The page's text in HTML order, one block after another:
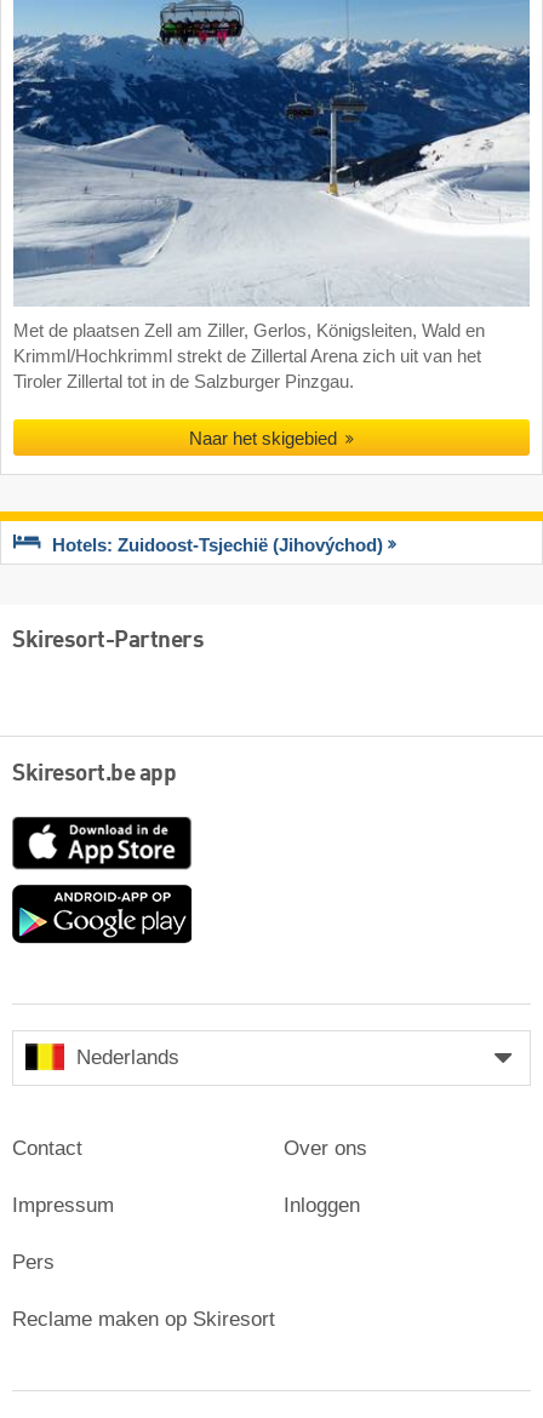
Met de plaatsen Zell am Ziller, Gerlos, Königsleiten, Wald en
Krimml/Hochkrimml strekt de Zillertal Arena zich uit van het
Tiroler Zillertal tot in de Salzburger Pinzgau.
Naar het skigebied
Hotels: Zuidoost-Tsjechië (Jihovýchod)
Skiresort-Partners
Skiresort.be app
App
Google
Nederlands
Contact
Impressum
Pers
Over ons
Inloggen
Reclame maken op Skiresort